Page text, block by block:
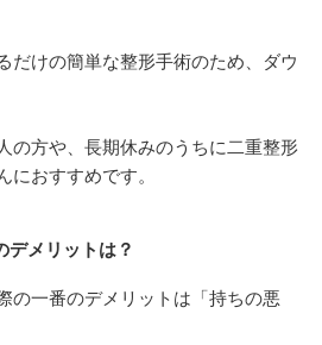
だけの簡単な整形手術のため、ダウ
の方や、長期休みのうちに二重整形
におすすめです。
デメリットは？
の一番のデメリットは「持ちの悪